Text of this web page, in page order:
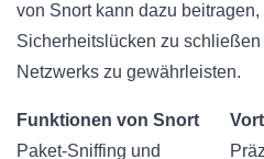
von Snort kann dazu
Sicherheitslücken zu
Netzwerks zu gewährleisten.
Funktionen von Snort
Paket-Sniffing und